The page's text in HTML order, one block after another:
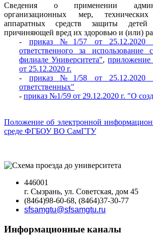
Сведения о применении
организационных мер,
аппаратных средств защиты
причиняющей вред их здоровью и (или)
- приказ №1/57 от 25.12.2020
ответственного за
филиале Университета",
от 25.12.2020 г.
- приказ №1/58 от 25.12.2020
ответственных"
- приказ №1/59 от 29.12.2020 г. "О
Положение об электронной
среде ФГБОУ ВО СамГТУ
446001
г. Сызрань, ул. Советская, дом 45
(8464)98-60-68, (8464)37-30-77
sfsamgtu@sfsamgtu.ru
Информационные каналы